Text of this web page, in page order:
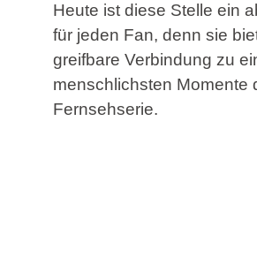
Heute ist diese Stelle ein
für jeden Fan, denn sie
greifbare Verbindung zu
menschlichsten Momente
Fernsehserie.